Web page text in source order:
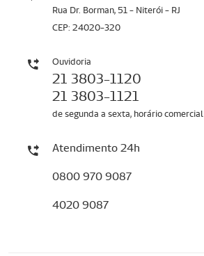
Rua Dr. Borman, 51 - Niterói - RJ
CEP: 24020-320
Ouvidoria
21 3803-1120
21 3803-1121
de segunda a sexta, horário comercial
Atendimento 24h
0800 970 9087
4020 9087